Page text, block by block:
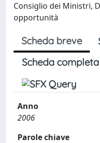
Consiglio dei Ministri,
opportunità
Scheda breve
Scheda
Anno
2006
Parole chiave